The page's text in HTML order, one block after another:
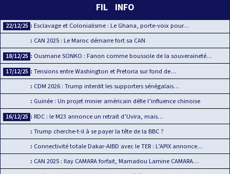
FIL INFO
22/12/25
Esclavage et Colonialisme : Le Ghana, porte-voix pour…
CAN 2025 : Le Maroc démarre fort sa CAN
18/12/25 Ousmane SONKO : Fanon comme boussole de la souveraineté…
17/12/25
Tensions entre Washington et Pretoria sur fond de…
CDM 2026 : Trump interdit les supporters sénégalais…
Guinée : Un projet minier américain défie l’influence chinoise
16/12/25
RDC : le M23 annonce un retrait d’Uvira, mais…
Trump cherche-t-il à se payer la tête de la BBC ?
Connectivité totale Dakar-AIBD avec le TER : L’APIX annonce…
CAN 2025 : Ilay CAMARA forfait, Mamadou Lamine CAMARA…